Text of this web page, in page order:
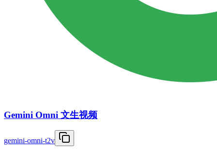
Gemini Omni 文生视频
gemini-omni-t2v